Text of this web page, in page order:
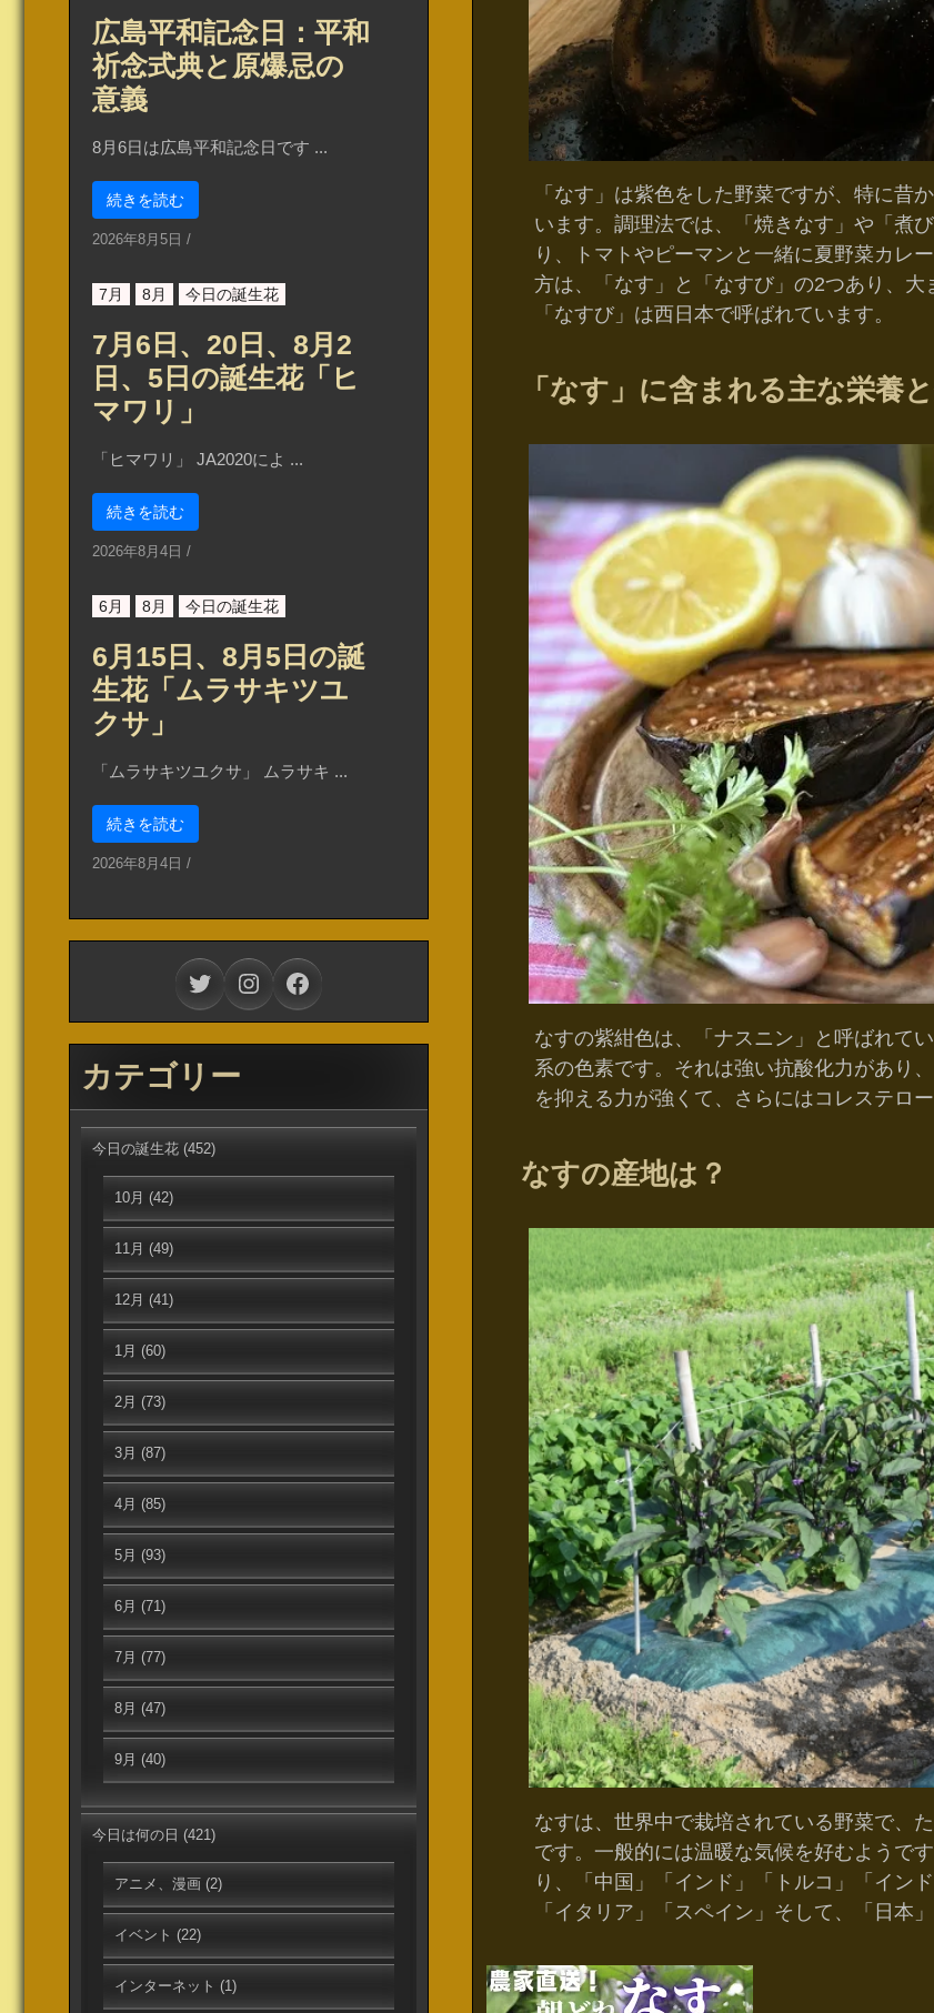
「なす」は紫色をした野菜ですが、特に昔
います。調理法では、「焼きなす」や「煮
り、トマトやピーマンと一緒に夏野菜カレ
方は、「なす」と「なすび」の2つあり、大
「なすび」は西日本で呼ばれています。
「なす」に含まれる主な栄養
なすの紫紺色は、「ナスニン」と呼ばれて
系の色素です。それは強い抗酸化力があり
を抑える力が強くて、さらにはコレステロ
なすの産地は？
なすは、世界中で栽培されている野菜で、
です。一般的には温暖な気候を好むようで
り、「中国」「インド」「トルコ」「イン
「イタリア」「スペイン」そして、「日本
広島平和記念日：平和
祈念式典と原爆忌の
意義
8月6日は広島平和記念日です ...
続きを読む
2026年8月5日 /
7月 8月 今日の誕生花
7月6日、20日、8月2
日、5日の誕生花「ヒ
マワリ」
「ヒマワリ」 JA2020によ ...
続きを読む
2026年8月4日 /
6月 8月 今日の誕生花
6月15日、8月5日の誕
生花「ムラサキツユ
クサ」
「ムラサキツユクサ」 ムラサキ ...
続きを読む
2026年8月4日 /
TwitterInstagramFacebook
カテゴリー
今日の誕生花 (452)
10月 (42)
11月 (49)
12月 (41)
1月 (60)
2月 (73)
3月 (87)
4月 (85)
5月 (93)
6月 (71)
7月 (77)
8月 (47)
9月 (40)
今日は何の日 (421)
アニメ、漫画 (2)
イベント (22)
インターネット (1)